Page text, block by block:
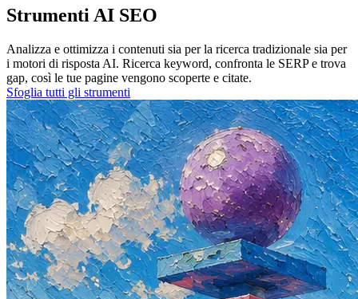
Strumenti AI SEO
Analizza e ottimizza i contenuti sia per la ricerca tradizionale sia per
i motori di risposta AI. Ricerca keyword, confronta le SERP e trova
gap, così le tue pagine vengono scoperte e citate.
Sfoglia tutti gli strumenti